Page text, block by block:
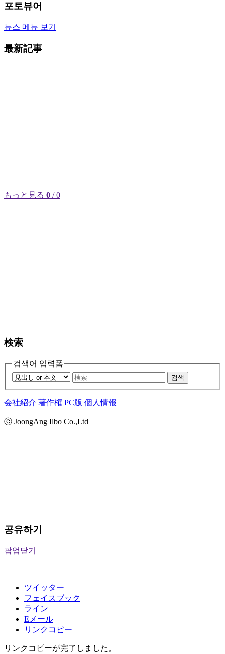
포토뷰어
뉴스 메뉴 보기
最新記事
もっと見る 0 / 0
検索
검색어 입력폼
검색
会社紹介 著作権 PC版 個人情報
ⓒ JoongAng Ilbo Co.,Ltd
공유하기
팝업닫기
ツイッター
フェイスブック
ライン
Eメール
リンクコピー
リンクコピーが完了しました。